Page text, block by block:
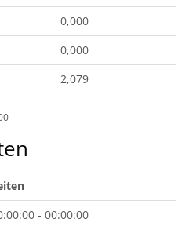
0,000
0,000
2,079
- 00:00:00